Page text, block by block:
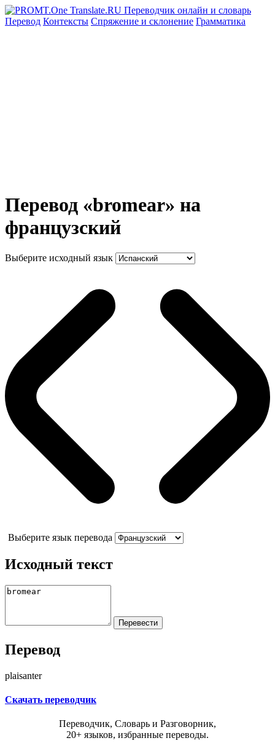
Перевод Контексты Спряжение и склонение Грамматика
Перевод «bromear» на
французский
Выберите исходный язык
Выберите язык перевода
Исходный текст
Перевод
plaisanter
Скачать переводчик
Переводчик, Словарь и Разговорник,
20+ языков, избранные переводы.